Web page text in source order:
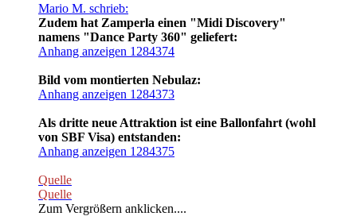
Mario M. schrieb:
Zudem hat Zamperla einen "Midi Discovery"
namens "Dance Party 360" geliefert:
Anhang anzeigen 1284374
Bild vom montierten Nebulaz:
Anhang anzeigen 1284373
Als dritte neue Attraktion ist eine Ballonfahrt (wohl
von SBF Visa) entstanden:
Anhang anzeigen 1284375
Quelle
Quelle
Zum Vergrößern anklicken....